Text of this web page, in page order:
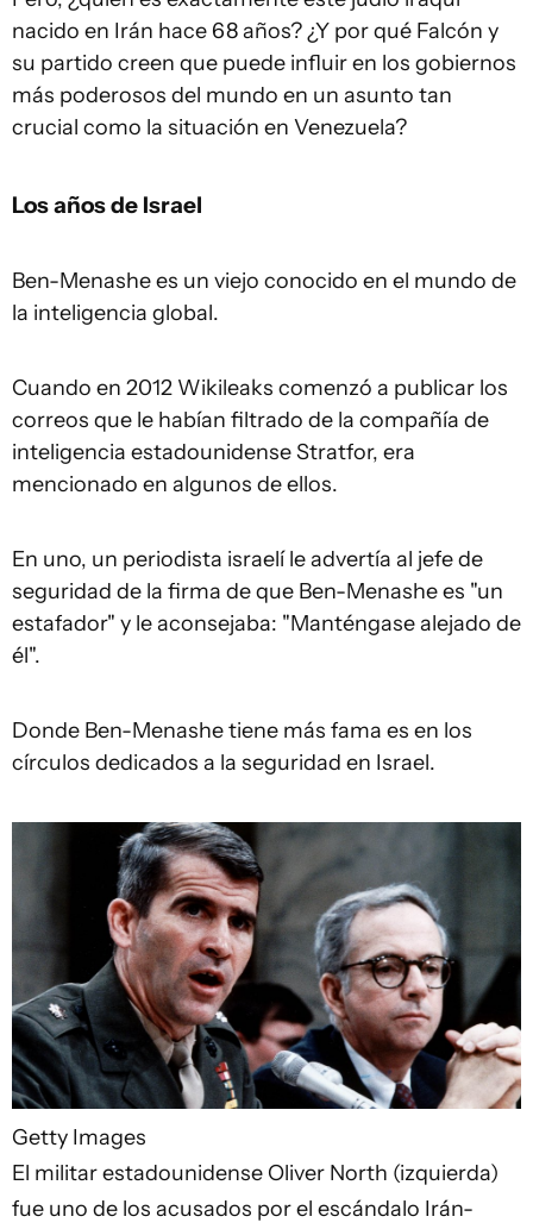
nacido en Irán hace 68 años? ¿Y por qué Falcón y
su partido creen que puede influir en los gobiernos
más poderosos del mundo en un asunto tan
crucial como la situación en Venezuela?
Los años de Israel
Ben-Menashe es un viejo conocido en el mundo de
la inteligencia global.
Cuando en 2012 Wikileaks comenzó a publicar los
correos que le habían filtrado de la compañía de
inteligencia estadounidense Stratfor, era
mencionado en algunos de ellos.
En uno, un periodista israelí le advertía al jefe de
seguridad de la firma de que Ben-Menashe es "un
estafador" y le aconsejaba: "Manténgase alejado de
él".
Donde Ben-Menashe tiene más fama es en los
círculos dedicados a la seguridad en Israel.
Getty Images
El militar estadounidense Oliver North (izquierda)
fue uno de los acusados por el escándalo Irán-